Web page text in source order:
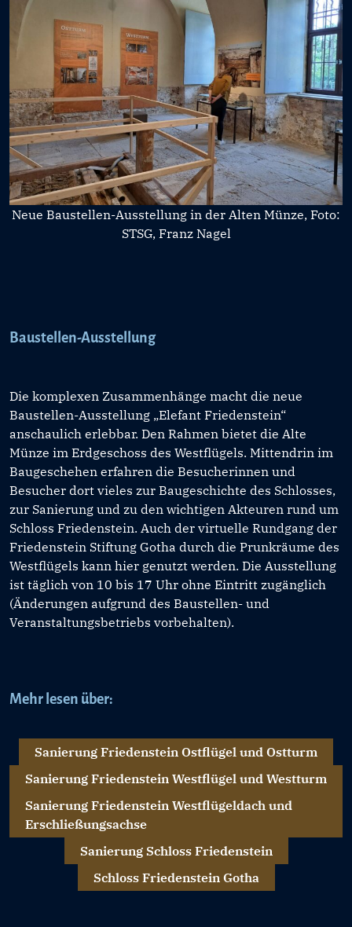
Neue Baustellen-Ausstellung in der Alten Münze, Foto:
STSG, Franz Nagel
Baustellen-Ausstellung
Die komplexen Zusammenhänge macht die neue
Baustellen-Ausstellung „Elefant Friedenstein“
anschaulich erlebbar. Den Rahmen bietet die Alte
Münze im Erdgeschoss des Westflügels. Mittendrin im
Baugeschehen erfahren die Besucherinnen und
Besucher dort vieles zur Baugeschichte des Schlosses,
zur Sanierung und zu den wichtigen Akteuren rund um
Schloss Friedenstein. Auch der virtuelle Rundgang der
Friedenstein Stiftung Gotha durch die Prunkräume des
Westflügels kann hier genutzt werden. Die Ausstellung
ist täglich von 10 bis 17 Uhr ohne Eintritt zugänglich
(Änderungen aufgrund des Baustellen- und
Veranstaltungsbetriebs vorbehalten).
Mehr lesen über:
Sanierung Friedenstein Ostflügel und Ostturm
Sanierung Friedenstein Westflügel und Westturm
Sanierung Friedenstein Westflügeldach und
Erschließungsachse
Sanierung Schloss Friedenstein
Schloss Friedenstein Gotha